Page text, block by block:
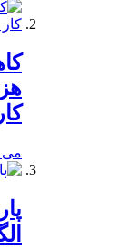
می 14, 2020